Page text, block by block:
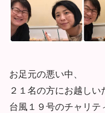
お足元の悪い中、
２１名の方にお越しい
台風１９号のチャリテ